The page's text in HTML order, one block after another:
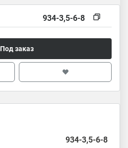
934-3,5-6-8
Под заказ
934-3,5-6-8